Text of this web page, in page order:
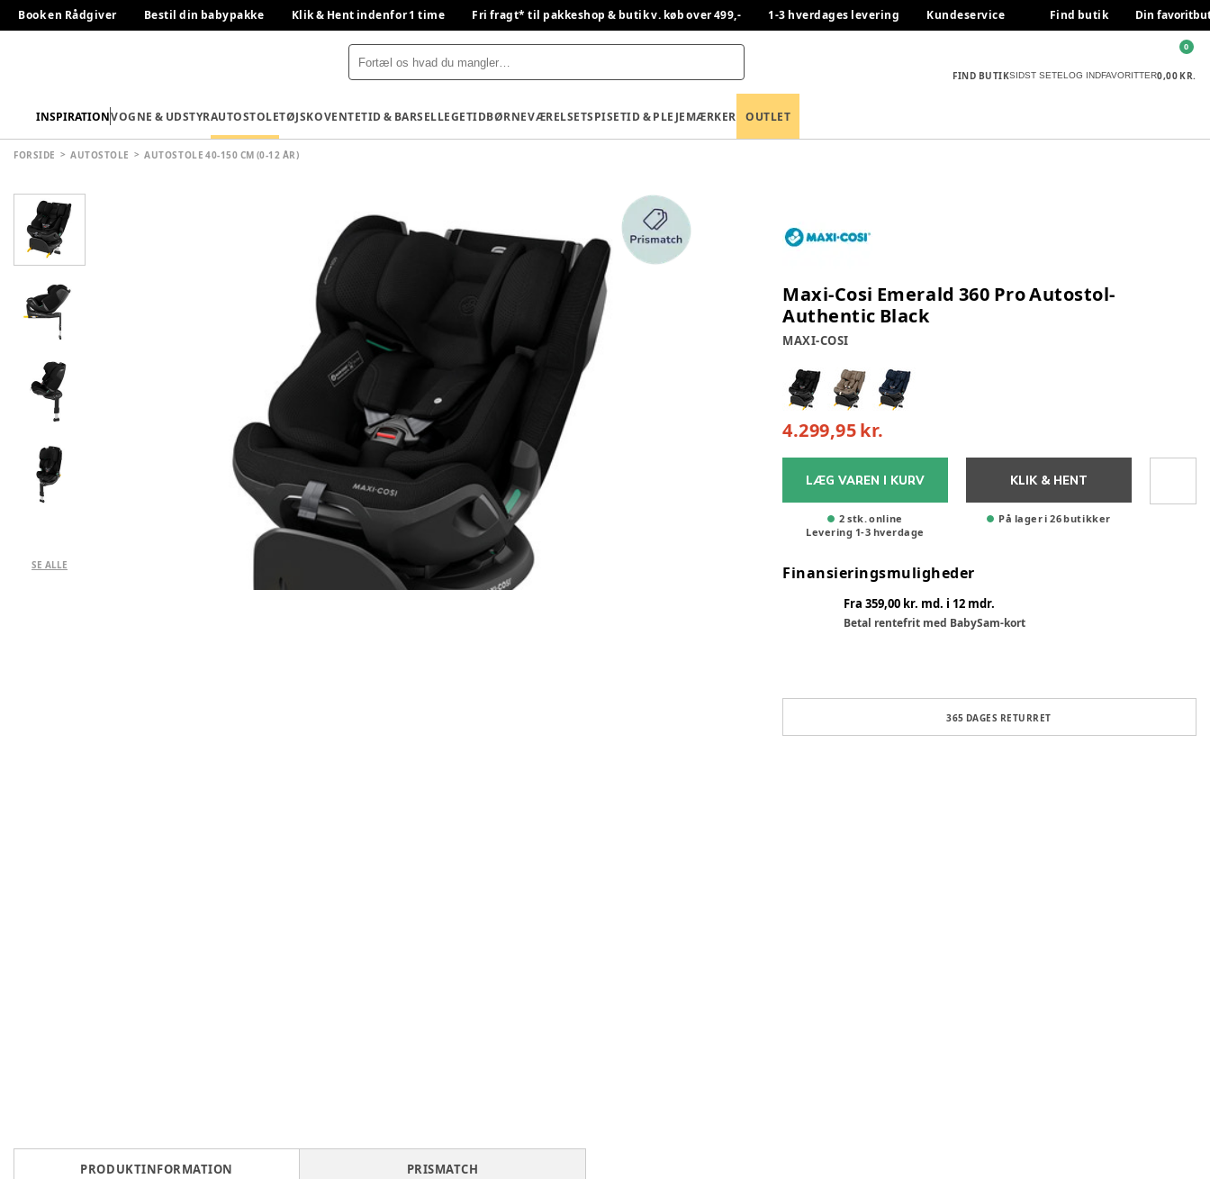
Book en Rådgiver Bestil din babypakke Klik & Hent indenfor 1 time Fri fragt* til pakkeshop & butik v. køb over 499,- 1-3 hverdages levering Kundeservice Find butik Din
FIND BUTIKSIDST SETELOG INDFAVORITTER0,00 KR.
0
INSPIRATIONVOGNE & UDSTYRAUTOSTOLETØJSKOVENTETID & BARSELLEGETIDBØRNEVÆRELSETSPISETID & PLEJEMÆRKER OUTLET
FORSIDE AUTOSTOLE AUTOSTOLE 40-150 CM (0-12 ÅR)
SE ALLE
Maxi-Cosi Emerald 360 Pro Autostol-
Authentic Black
MAXI-COSI
4.299,95 kr.
LÆG VAREN I KURV
2 stk. online
Levering 1-3 hverdage
KLIK & HENT
På lager i 26 butikker
Finansieringsmuligheder
Fra 359,00 kr. md. i 12 mdr.
Betal rentefrit med BabySam-kort
365 DAGES RETURRET
PRODUKTINFORMATION PRISMATCH